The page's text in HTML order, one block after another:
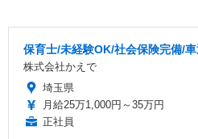
保育士/未経験OK/社会保険完備/
株式会社かえで
埼玉県
月給25万1,000円～35万円
正社員